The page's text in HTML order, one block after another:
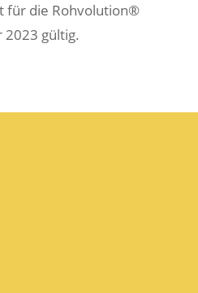
für die Rohvolution®
2023 gültig.